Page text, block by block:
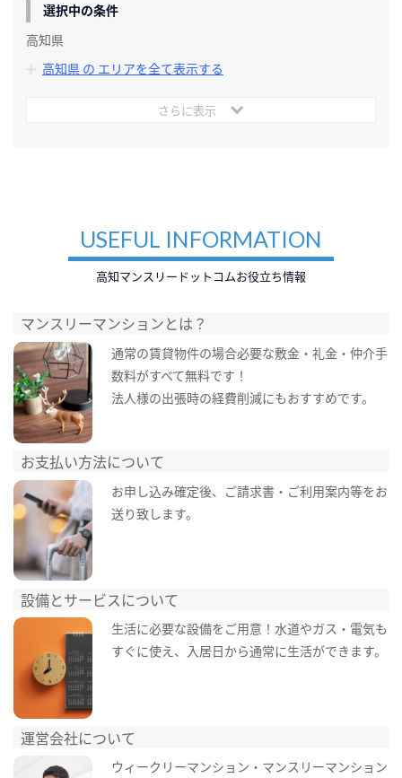
選択中の条件
高知県
高知県 の エリアを全て表示する
さらに表示
USEFUL INFORMATION
高知マンスリードットコムお役立ち情報
マンスリーマンションとは？
通常の賃貸物件の場合必要な敷金・礼金・仲介手
数料がすべて無料です！
法人様の出張時の経費削減にもおすすめです。
お支払い方法について
お申し込み確定後、ご請求書・ご利用案内等をお
送り致します。
設備とサービスについて
生活に必要な設備をご用意！水道やガス・電気も
すぐに使え、入居日から通常に生活ができます。
運営会社について
ウィークリーマンション・マンスリーマンション